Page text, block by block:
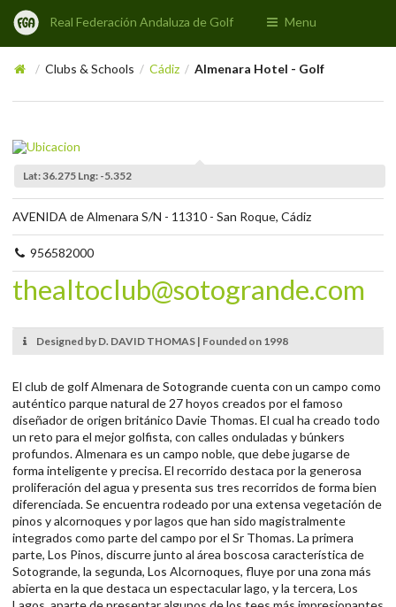
Real Federación Andaluza de Golf Menu
/ Clubs & Schools / Cádiz / Almenara Hotel - Golf
Lat: 36.275 Lng: -5.352
AVENIDA de Almenara S/N - 11310 - San Roque, Cádiz
956582000
thealtoclub@sotogrande.com
Designed by D. DAVID THOMAS | Founded on 1998
El club de golf Almenara de Sotogrande cuenta con un campo como
auténtico parque natural de 27 hoyos creados por el famoso
diseñador de origen británico Davie Thomas. El cual ha creado todo
un reto para el mejor golfista, con calles onduladas y búnkers
profundos. Almenara es un campo noble, que debe jugarse de
forma inteligente y precisa. El recorrido destaca por la generosa
proliferación del agua y presenta sus tres recorridos de forma bien
diferenciada. Se encuentra rodeado por una extensa vegetación de
pinos y alcornoques y por lagos que han sido magistralmente
integrados como parte del campo por el Sr Thomas. La primera
parte, Los Pinos, discurre junto al área boscosa característica de
Sotogrande, la segunda, Los Alcornoques, fluye por una zona más
abierta en la que destaca un espectacular lago, y la tercera, Los